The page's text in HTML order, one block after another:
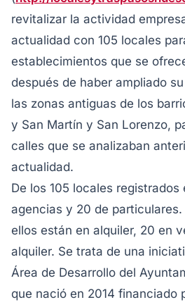
revitalizar la actividad
actualidad con 105 locales
establecimientos que se
después de haber ampliado
las zonas antiguas de los
y San Martín y San Lorenzo,
calles que se analizaban
actualidad.
De los 105 locales
agencias y 20 de
ellos están en alquiler, 20 en
alquiler. Se trata de una
Área de Desarrollo del
que nació en 2014 financiado